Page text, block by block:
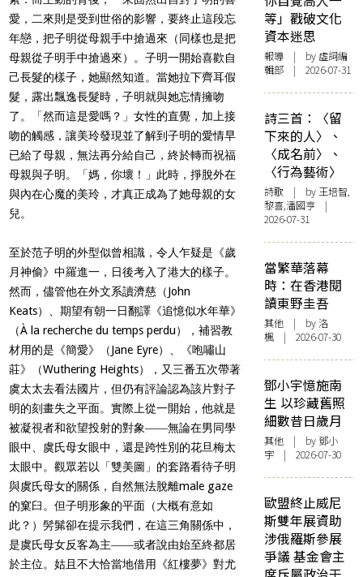
愛，二來則是受到世俗的影響，要終止這段忘
年戀，把子明從母親手中搶過來（同樣也是把
母親從子明手中搶過來）。子明一開始喜歡自
己長髮的樣子，她顯然知道。當她拉下齊耳假
髮，露出飄逸長髮時，子明就與她忘情擁吻
了。「然而這是愛嗎？」女性的直覺，加上接
吻的觸感，讓美玲發現並了解到子明的愛情早
已給了母親，無法再分給自己，終於轉而祝福
母親與子明。「媽，你壞！」此時，掙脫外在
與內在心魔的美玲，才真正成為了她母親的女
兒。
至於范子明的外型似曾相識，令人乍疑是《歲
月神偷》中羅進一，日後考入了港大的樣子。
然而，儘管他在外文系讀濟慈（John
Keats）、期望有朝一日翻譯《追憶似水年華》
（À la recherche du temps perdu），補習教
材用的是《簡愛》（Jane Eyre）、《咆嘯山
莊》（Wuthering Heights），又三番五次帶著
虞太太去看法國片，但仍有評論認為該片對子
明的刻畫失之平面。實際上從一開始，他就是
被凝視者和欲望投射的對象――無論在男同學
眼中、虞氏母女眼中，還是跨性別的花旦梅太
太眼中。觀眾若以「雙美圖」的套路看待子明
與虞氏母女的關係，自然無法脫離male gaze
的窠臼。但子明形象的平面（大概有意如
此？）髣髴卻在提示我們，在這三角關係中，
是虞氏母女反客為主――或者說由始至終都居
於主位。姑且不大恰當地借用《紅樓夢》對尤
等」戳破文化
資本迷思
報導 | by 虛詞編
輯部 | 2026-07-31
詩三首：〈留
下來的人〉、
〈成名前〉、
〈行為藝術〉
詩歌 | by 王培智,
黎喜,潘國亨 |
2026-07-31
當繁華落幕
時：在香港閱
讀東野圭吾
其他 | by洛
楓 | 2026-07-30
鄧小宇憶施南
生 以珍藏舊照
細數昔日歲月
其他 | by 鄧小
宇 | 2026-07-30
歐盟終止威尼
斯雙年展資助
涉俄羅斯參展
爭議 基金會主